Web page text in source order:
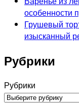
особенности
Грушевый
изысканный
Рубрики
Рубрики